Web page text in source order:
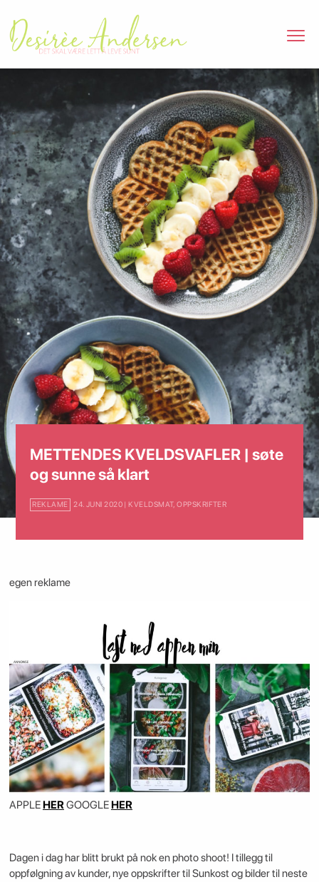
METTENDES KVELDSVAFLER | søte
og sunne så klart
REKLAME 24. JUNI 2020 | KVELDSMAT, OPPSKRIFTER
egen reklame
APPLEHERGOOGLEHER
Dagen i dag har blitt brukt på nok en photo shoot! I tillegg til
oppfølgning av kunder, nye oppskrifter til Sunkost og bilder til neste